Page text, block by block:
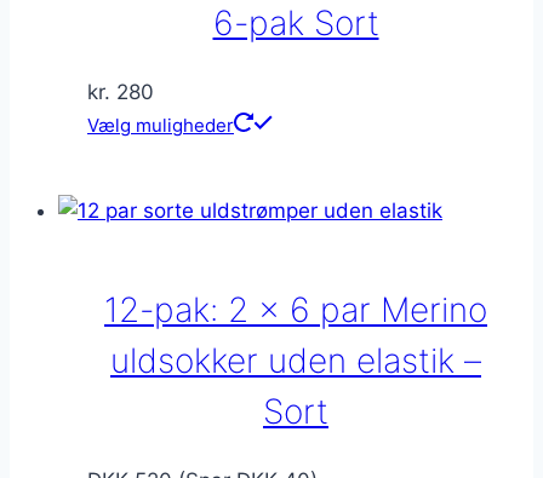
6-pak Sort
kr. 280
Vælg muligheder
Dette
flere
kan
vælges
på
varesiden
12-pak: 2 x 6 par Merino
uldsokker uden elastik –
Sort